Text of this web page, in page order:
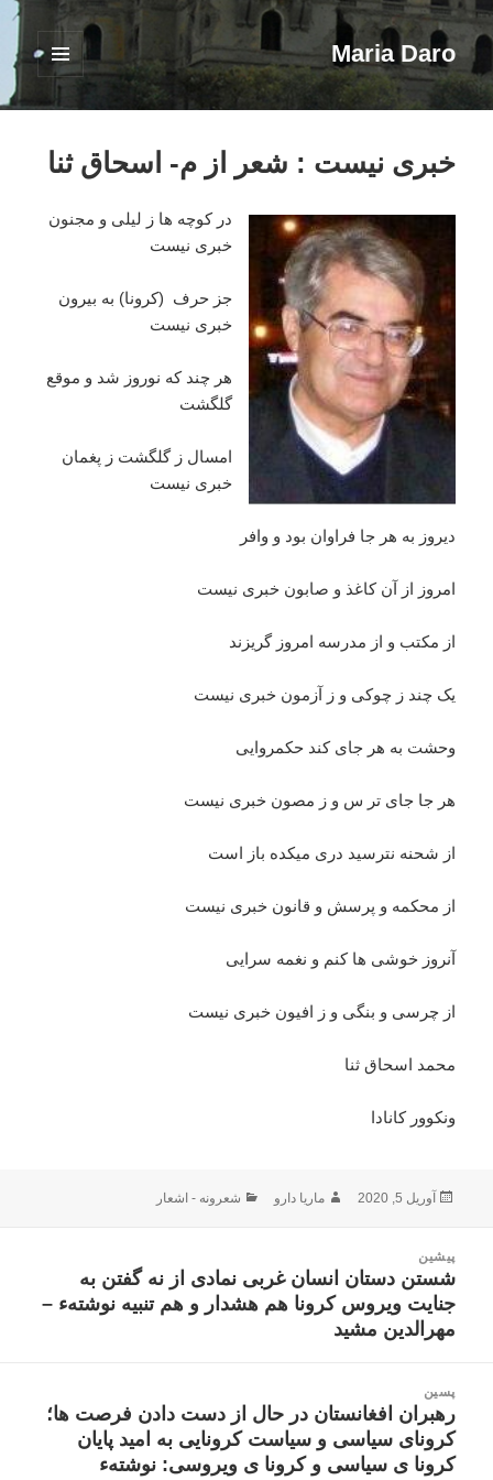
Maria Daro
فهرست
ابزارک‌ها
خبری نیست : شعر از م- اسحاق ثنا
در کوچه ها ز لیلی و مجنون
خبری نیست
جز‌ حرف (کرونا) به بیرون
خبری نیست
هر چند که نوروز شد و موقع
گلگشت
امسال ز گلگشت ز پغمان
خبری نیست
دیروز به هر جا فراوان‌ بود و وافر
امروز از آن کاغذ و صابون خبری نیست
از‌ مکتب و از مدرسه امروز گریزند
یک چند ز چوکی و ز آزمون خبری نیست
وحشت به هر جای کند حکمروایی
هر جا جای تر س و ز مصون خبری نیست
از‌ شحنه نترسید دری میکده باز است
از‌ محکمه و پرسش و قانون خبری نیست
آنروز خوشی ها کنم و نغمه سرایی
از چرسی و بنگی و ز افیون خبری نیست
محمد اسحاق ثنا
ونکوور کانادا
ارسال
آوریل 5, 2020 نویسنده
ماریا دارو دسته‌ها
شعرونه - اشعار
نوشتهپیشین
نوشته
قبلی:
شستن دستان انسان غربی نمادی از نه گفتن به
جنایت ویروس کرونا هم هشدار و هم تنبیه نوشتهء –
مهرالدین مشید
پسین
نوشته
بعدی:
رهبران افغانستان در حال از دست دادن فرصت ها؛
کرونای سیاسی و سیاست کرونایی به امید پایان
کرونا ی سیاسی و کرونا ی ویروسی: نوشتهء